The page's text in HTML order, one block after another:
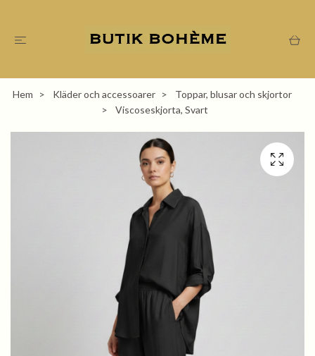
Hem Kläder och accessoarer
Toppar, blusar och skjortor
Viscoseskjorta, Svart